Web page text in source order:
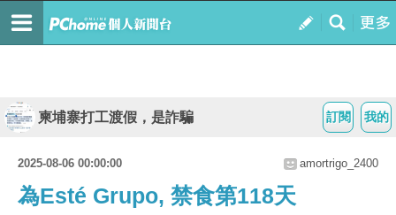
我的
訂閱
柬埔寨打工渡假，是詐騙
2025-08-06 00:00:00 amortrigo_2400
為Esté Grupo, 禁食第118天